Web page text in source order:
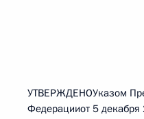
УТВЕРЖДЕНОУказом
Федерацииот 5